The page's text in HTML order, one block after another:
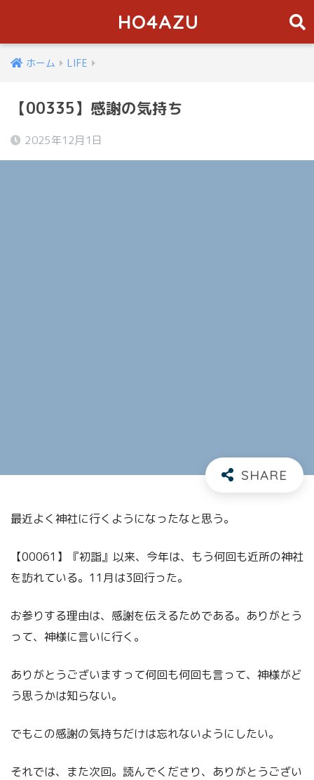
HO4AZU
ホーム LIFE
【00335】感謝の気持ち
2025年12月1日
最近よく神社に行くようになったなと思う。
【00061】『初詣』以来、今年は、もう何回も近所の神社
を訪れている。11月は3回行った。
お参りする理由は、感謝を伝えるためである。ありがとう
って、神様に言いに行く。
ありがとうございますって何回も何回も言って、神様がど
う思うかは知らない。
でもこの感謝の気持ちだけは忘れないようにしたい。
それでは、また次回。読んでくださり、ありがとうござい